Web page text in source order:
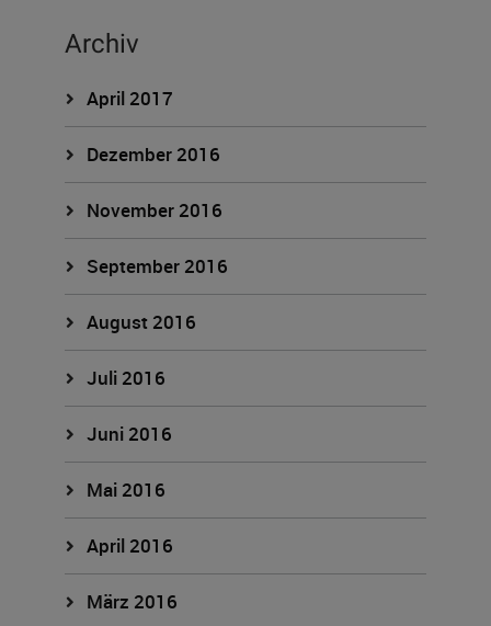
Archiv
April 2017
Dezember 2016
November 2016
September 2016
August 2016
Juli 2016
Juni 2016
Mai 2016
April 2016
März 2016